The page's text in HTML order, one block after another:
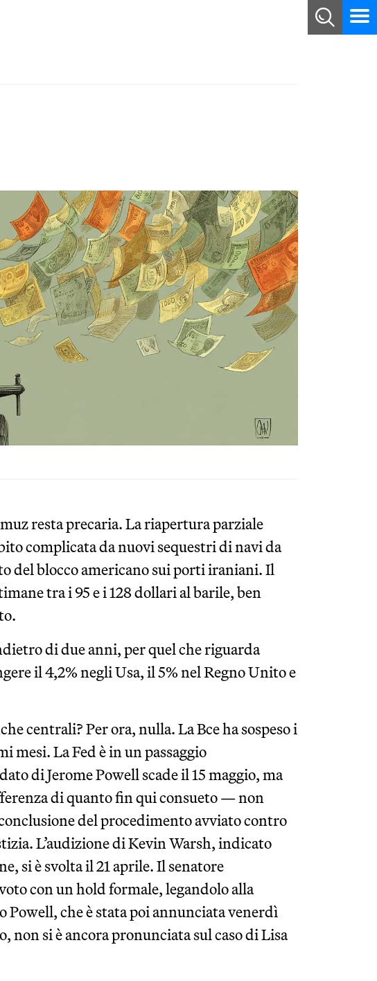
resta precaria. La riapertura parziale
complicata da nuovi sequestri di navi da
del blocco americano sui porti iraniani. Il
tra i 95 e i 128 dollari al barile, ben
di due anni, per quel che riguarda
il 4,2% negli Usa, il 5% nel Regno Unito e
centrali? Per ora, nulla. La Bce ha sospeso i
mesi. La Fed è in un passaggio
di Jerome Powell scade il 15 maggio, ma
di quanto fin qui consueto — non
del procedimento avviato contro
L’audizione di Kevin Warsh, indicato
si è svolta il 21 aprile. Il senatore
con un hold formale, legandolo alla
che è stata poi annunciata venerdì
non si è ancora pronunciata sul caso di Lisa